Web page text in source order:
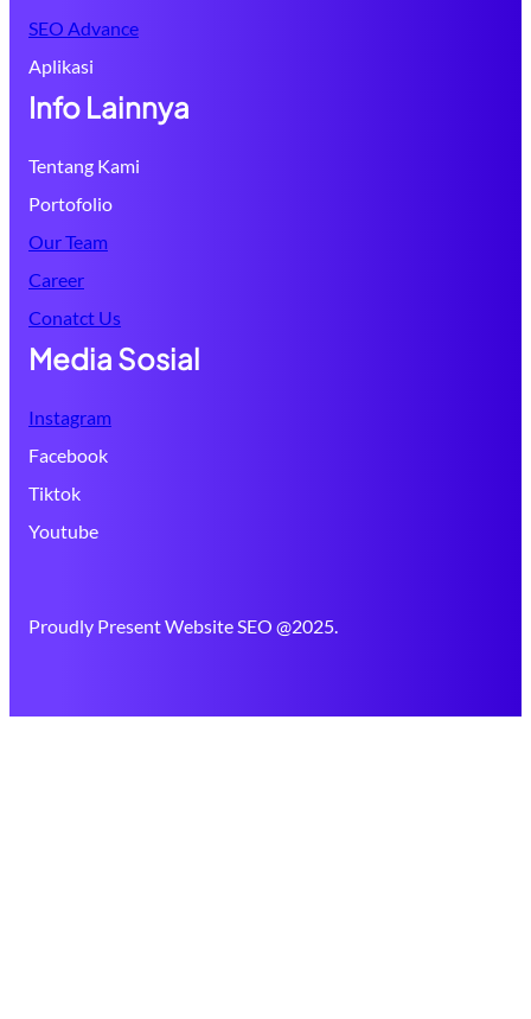
SEO Advance
Aplikasi
Info Lainnya
Tentang Kami
Portofolio
Our Team
Career
Conatct Us
Media Sosial
Instagram
Facebook
Tiktok
Youtube
Proudly Present Website SEO @2025.